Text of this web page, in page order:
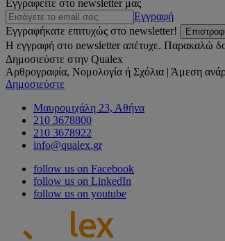
Εγγραφείτε στο newsletter μας
Εγγραφή
Εγγραφήκατε επιτυχώς στο newsletter!
Η εγγραφή στο newsletter απέτυχε. Παρακαλώ
Δημοσιεύστε στην Qualex
Αρθρογραφία, Νομολογία ή Σχόλια | Άμεση
Δημοσιεύστε
Μαυρομιχάλη 23, Αθήνα
210 3678800
210 3678922
info@qualex.gr
follow us on Facebook
follow us on LinkedIn
follow us on youtube